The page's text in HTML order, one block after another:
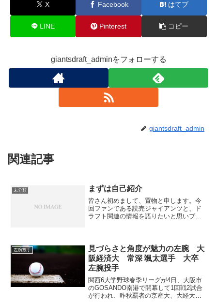
X Facebook はてブ
LINE Pinterest コピー
giantsdraft_adminをフォローする
giantsdraft_admin
関連記事
未分類 まずは自己紹介
皆さん初めまして、置物と申します。今
回ファンである読売ジャイアンツと、ド
ラフト関連の情報を語りたいと思いブロ
ラフト候補選手の情報を分...
左腕投手
見づらさと角度が魅力の左腕 大
阪経済大 常深 颯太選手 大卒
左腕投手
関西6大学野球春季リーグが4日、大阪市
のGOSANDO南港で開幕して1回戦2試合
が行われ、昨秋覇者の京産大、大経大が